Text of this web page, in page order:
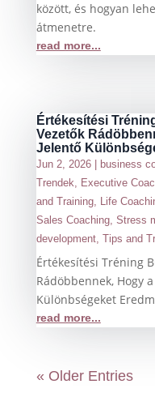
között, és hogyan
átmenetre.
read more...
Értékesítési
Vezetők
Jelentő
Jun 2, 2026| business
Trendek, Executive
and Training, Life
Sales Coaching, Stress
development, Tips and
Értékesítési Tréning
Rádöbbennek, Hogy
Különbségeket
read more...
« Older Entries